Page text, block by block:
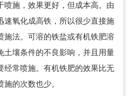
喷施，效果更好，但成本高。由
速氧化成高铁，所以很少直接施
施法。可溶的铁盐或有机铁肥溶
土壤条件的不良影响，并且用量
经常喷施。有机铁肥的效果比无
的次数也少。